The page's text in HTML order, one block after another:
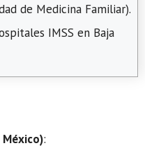
de Medicina Familiar).
IMSS en Baja
: